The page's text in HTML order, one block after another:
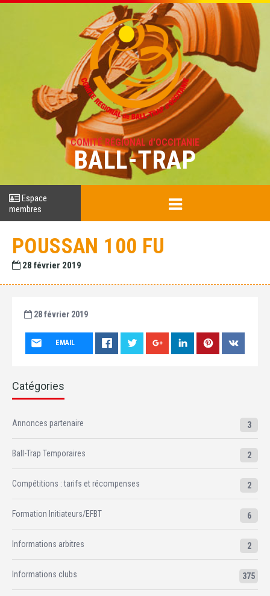
COMITÉ RÉGIONAL d'OCCITANIE
BALL-TRAP
Espace
membres
POUSSAN 100 FU
28 février 2019
28 février 2019
EMAIL
Catégories
Annonces partenaire 3
Ball-Trap Temporaires 2
Compétitions : tarifs et récompenses 2
Formation Initiateurs/EFBT 6
Informations arbitres 2
Informations clubs 375